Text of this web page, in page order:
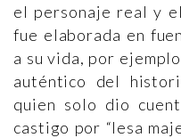
el personaje real y
fue elaborada en
a su vida, por
auténtico del
quien solo dio
castigo por “lesa